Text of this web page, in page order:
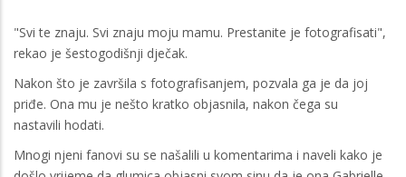
"Svi te znaju. Svi znaju moju mamu. Prestanite je fotografisati",
rekao je šestogodišnji dječak.
Nakon što je završila s fotografisanjem, pozvala ga je da joj
priđe. Ona mu je nešto kratko objasnila, nakon čega su
nastavili hodati.
Mnogi njeni fanovi su se našalili u komentarima i naveli kako je